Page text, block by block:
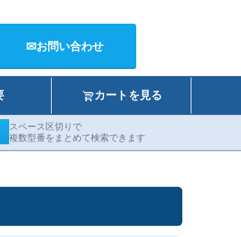
✉お問い合わせ
カートを見る
スペース区切りで
複数型番をまとめて検索できます